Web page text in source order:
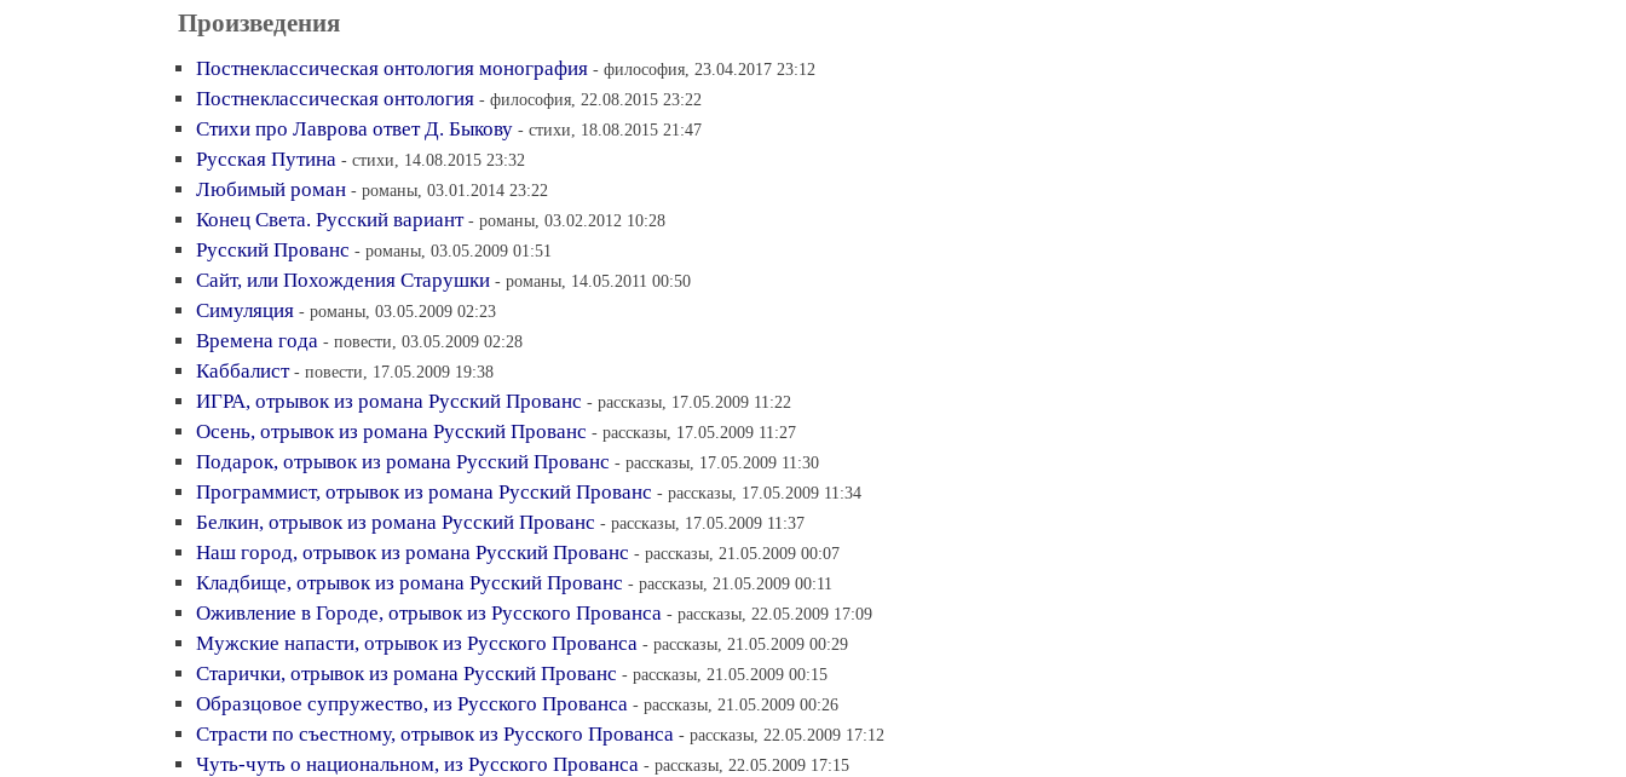
Произведения
Постнеклассическая онтология монография - философия, 23.04.2017 23:12
Постнеклассическая онтология - философия, 22.08.2015 23:22
Стихи про Лаврова ответ Д. Быкову - стихи, 18.08.2015 21:47
Русская Путина - стихи, 14.08.2015 23:32
Любимый роман - романы, 03.01.2014 23:22
Конец Света. Русский вариант - романы, 03.02.2012 10:28
Русский Прованс - романы, 03.05.2009 01:51
Сайт, или Похождения Старушки - романы, 14.05.2011 00:50
Симуляция - романы, 03.05.2009 02:23
Времена года - повести, 03.05.2009 02:28
Каббалист - повести, 17.05.2009 19:38
ИГРА, отрывок из романа Русский Прованс - рассказы, 17.05.2009 11:22
Осень, отрывок из романа Русский Прованс - рассказы, 17.05.2009 11:27
Подарок, отрывок из романа Русский Прованс - рассказы, 17.05.2009 11:30
Программист, отрывок из романа Русский Прованс - рассказы, 17.05.2009 11:34
Белкин, отрывок из романа Русский Прованс - рассказы, 17.05.2009 11:37
Наш город, отрывок из романа Русский Прованс - рассказы, 21.05.2009 00:07
Кладбище, отрывок из романа Русский Прованс - рассказы, 21.05.2009 00:11
Оживление в Городе, отрывок из Русского Прованса - рассказы, 22.05.2009 17:09
Мужские напасти, отрывок из Русского Прованса - рассказы, 21.05.2009 00:29
Старички, отрывок из романа Русский Прованс - рассказы, 21.05.2009 00:15
Образцовое супружество, из Русского Прованса - рассказы, 21.05.2009 00:26
Страсти по съестному, отрывок из Русского Прованса - рассказы, 22.05.2009 17:12
Чуть-чуть о национальном, из Русского Прованса - рассказы, 22.05.2009 17:15